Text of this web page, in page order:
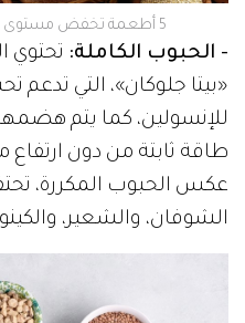
5 أطعمة تخفض مستوى السكر في الدم.. تعرّفوا إليها
- الحبوب الكاملة: تحتوي
«بيتا جلوكان»، التي
للإنسولين، كما يتم
طاقة ثابتة من دون
عكس الحبوب المكررة،
الشوفان، والشعير،